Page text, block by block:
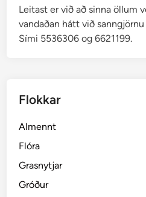
Leitast er við að sinna öllum
vandaðan hátt við sanngjörnu
Sími 5536306 og 6621199.
Flokkar
Almennt
Flóra
Grasnytjar
Gróður